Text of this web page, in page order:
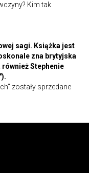
Kim tak
sagi. Książka jest
zna brytyjska
również Stephenie
zostały sprzedane